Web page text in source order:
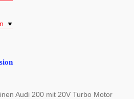
Audi 200 mit 20V Turbo Motor